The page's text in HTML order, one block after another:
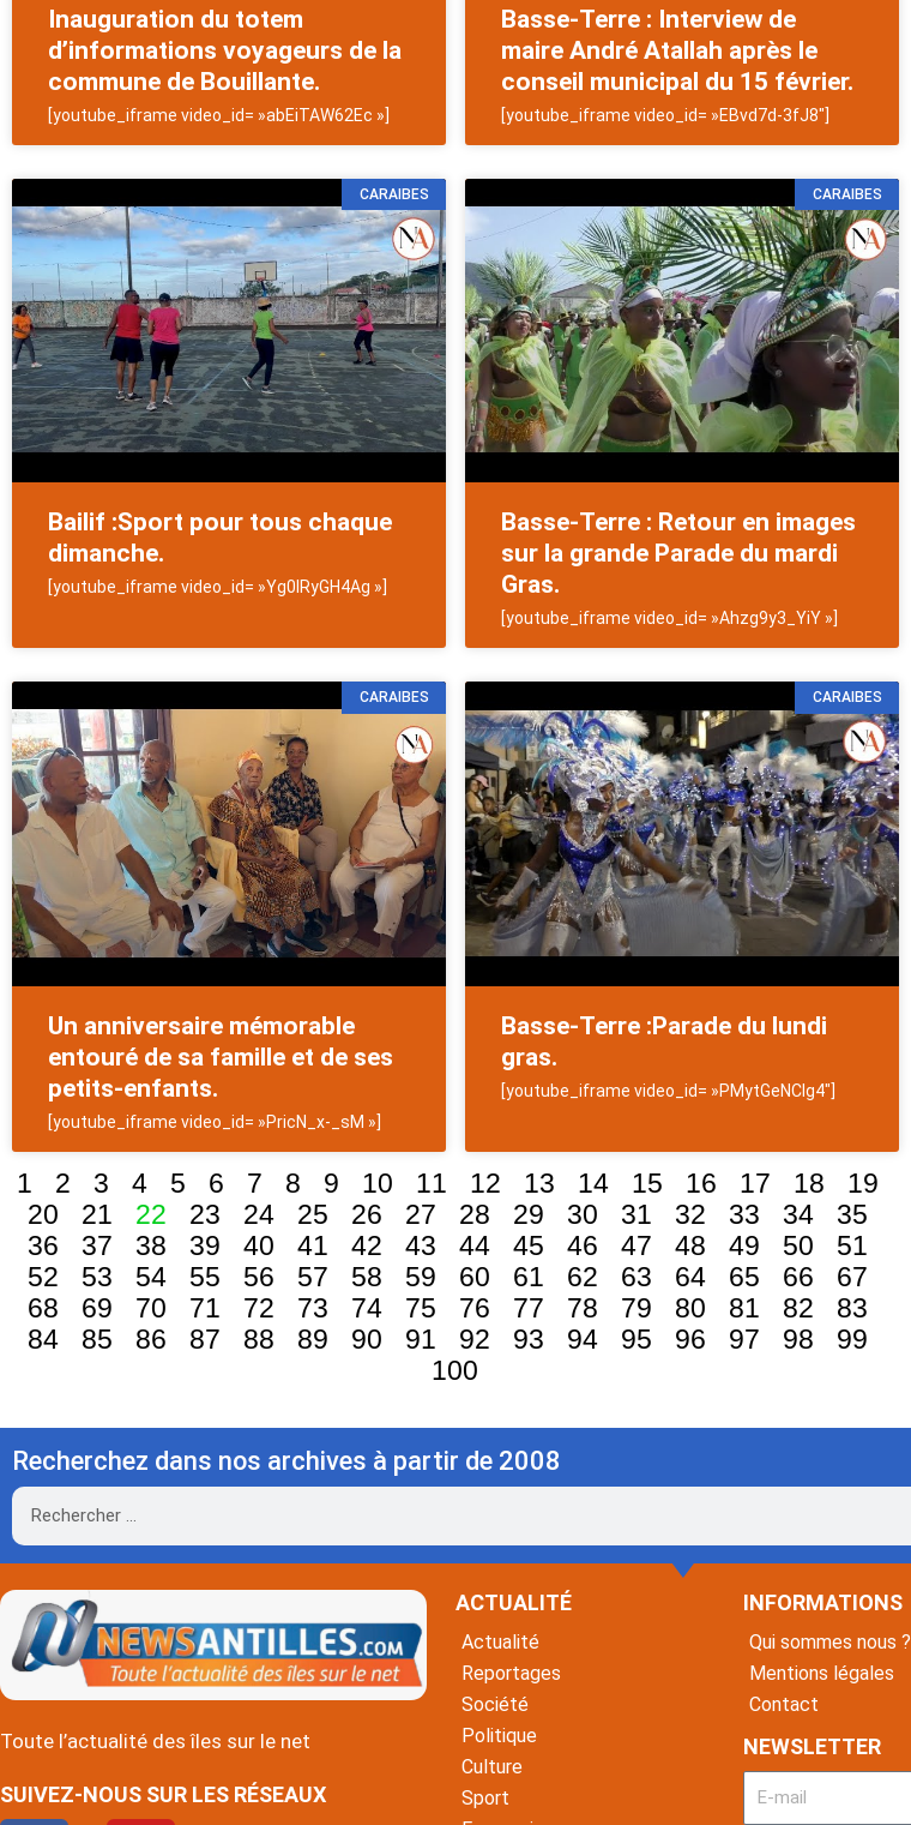
Inauguration du totem
d’informations voyageurs de la
commune de Bouillante.
[youtube_iframe video_id= »abEiTAW62Ec »]
Basse-Terre : Interview de
maire André Atallah après le
conseil municipal du 15 février.
[youtube_iframe video_id= »EBvd7d-3fJ8″]
CARAIBES
Bailif :Sport pour tous chaque
dimanche.
[youtube_iframe video_id= »Yg0lRyGH4Ag »]
CARAIBES
Basse-Terre : Retour en images
sur la grande Parade du mardi
Gras.
[youtube_iframe video_id= »Ahzg9y3_YiY »]
CARAIBES
Un anniversaire mémorable
entouré de sa famille et de ses
petits-enfants.
[youtube_iframe video_id= »PricN_x-_sM »]
CARAIBES
Basse-Terre :Parade du lundi
gras.
[youtube_iframe video_id= »PMytGeNCIg4″]
1 2 3 4 5 6 7 8 9 10 11 12 13 14 15 16 17 18
19
20
21 22 23 24 25 26 27 28 29 30 31 32 33 34
35
36
37 38 39 40 41 42 43 44 45 46 47 48 49 50
51
52
53 54 55 56 57 58 59 60 61 62 63 64 65 66
67
68
69 70 71 72 73 74 75 76 77 78 79 80 81 82
83
84
85 86 87 88 89 90 91 92 93 94 95 96 97 98
99
100
Recherchez dans nos archives à partir de 2008
Rechercher
Toute l’actualité des îles sur le net
SUIVEZ-NOUS SUR LES RÉSEAUX
ACTUALITÉ
Actualité
Reportages
Société
Politique
Culture
Sport
INFORMATIONS
Qui sommes nous ?
Mentions légales
Contact
NEWSLETTER